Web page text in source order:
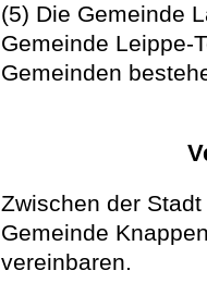
(5) Die Gemeinde
Gemeinde Leippe-
Gemeinden
Zwischen der
Gemeinde
vereinbaren.